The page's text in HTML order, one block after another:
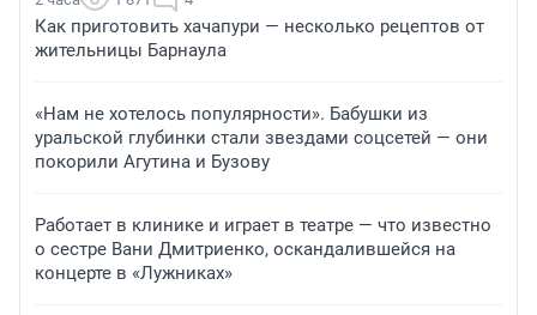
Как приготовить хачапури — несколько рецептов от
жительницы Барнаула
«Нам не хотелось популярности». Бабушки из
уральской глубинки стали звездами соцсетей — они
покорили Агутина и Бузову
Работает в клинике и играет в театре — что известно
о сестре Вани Дмитриенко, оскандалившейся на
концерте в «Лужниках»